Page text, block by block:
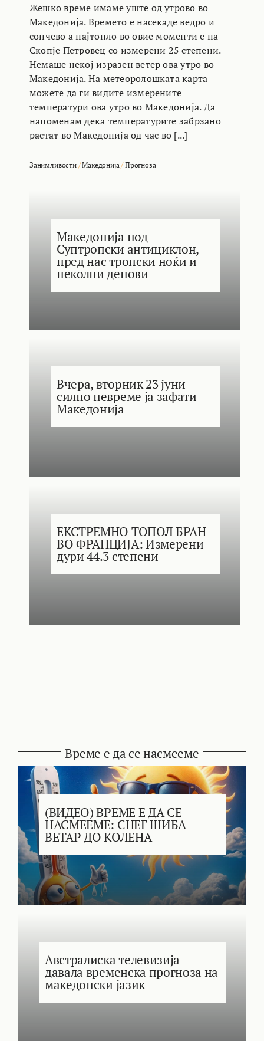
Жешко време имаме уште од утрово во
Македонија. Времето е насекаде ведро и
сончево а најтопло во овие моменти е на
Скопје Петровец со измерени 25 степени.
Немаше некој изразен ветер ова утро во
Македонија. На метеоролошката карта
можете да ги видите измерените
температури ова утро во Македонија. Да
напоменам дека температурите забрзано
растат во Македонија од час во [...]
Занимливости/Македонија /Прогноза
Македонија под
Суптропски антициклон,
пред нас тропски ноќи и
пеколни денови
Вчера, вторник 23 јуни
силно невреме ја зафати
Македонија
ЕКСТРЕМНО ТОПОЛ БРАН
ВО ФРАНЦИЈА: Измерени
дури 44.3 степени
Време е да се насмееме
(ВИДЕО) ВРЕМЕ Е ДА СЕ
НАСМЕЕМЕ: СНЕГ ШИБА –
ВЕТАР ДО КОЛЕНА
Австралиска телевизија
давала временска прогноза на
македонски јазик